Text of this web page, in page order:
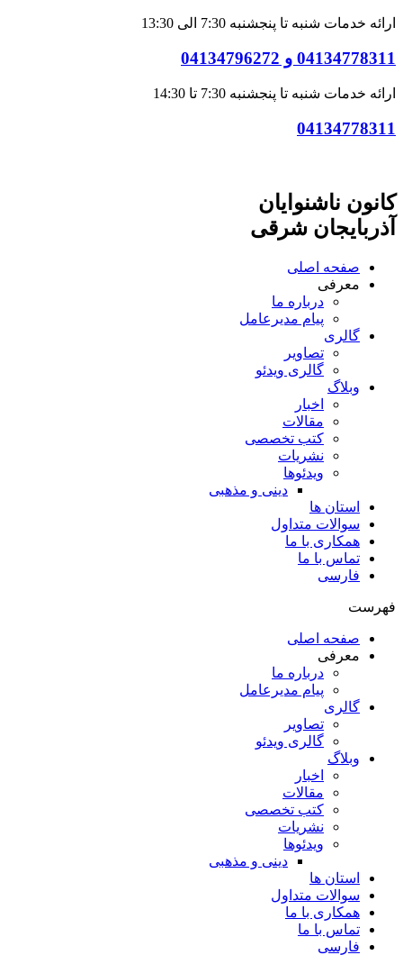
ارائه خدمات شنبه تا پنجشنبه 7:30 الی 13:30
04134778311 و 04134796272
ارائه خدمات شنبه تا پنجشنبه 7:30 تا 14:30
04134778311
کانون ناشنوایان
آذربایجان شرقی
صفحه اصلی
معرفی
درباره ما
پیام مدیرعامل
گالری
تصاویر
گالری ویدئو
وبلاگ
اخبار
مقالات
کتب تخصصی
نشریات
ویدئوها
دینی و مذهبی
استان ها
سوالات متداول
همکاری با ما
تماس با ما
فارسی
فهرست
صفحه اصلی
معرفی
درباره ما
پیام مدیرعامل
گالری
تصاویر
گالری ویدئو
وبلاگ
اخبار
مقالات
کتب تخصصی
نشریات
ویدئوها
دینی و مذهبی
استان ها
سوالات متداول
همکاری با ما
تماس با ما
فارسی